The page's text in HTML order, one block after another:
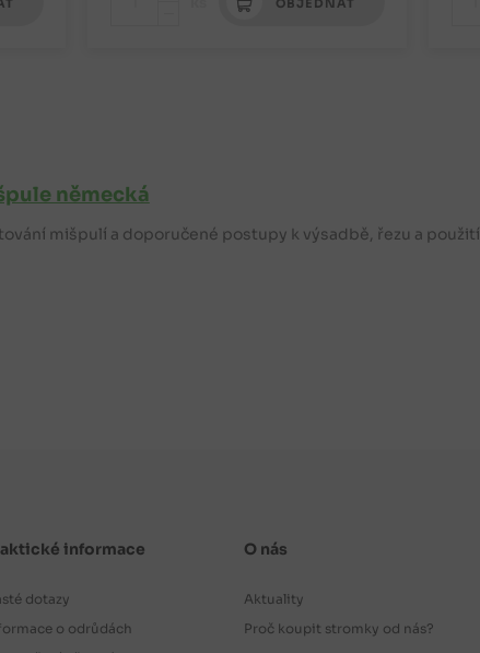
OBJEDNAT
německá
mišpulí a doporučené postupy k výsadbě, řezu a použití
informace
dotazy
o odrůdách
O nás
Aktuality
Proč koupit stromky od nás?